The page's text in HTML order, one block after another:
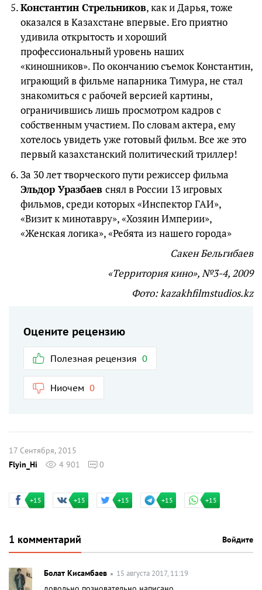
Константин Стрельников, как и Дарья, тоже
оказался в Казахстане впервые. Его приятно
удивила открытость и хороший
профессиональный уровень наших
«киношников». По окончанию съемок Константин,
играющий в фильме напарника Тимура, не стал
знакомиться с рабочей версией картины,
ограничившись лишь просмотром кадров с
собственным участием. По словам актера, ему
хотелось увидеть уже готовый фильм. Все же это
первый казахстанский политический триллер!
За 30 лет творческого пути режиссер фильма
Эльдор Уразбаев снял в России 13 игровых
фильмов, среди которых «Инспектор ГАИ»,
«Визит к минотавру», «Хозяин Империи»,
«Женская логика», «Ребята из нашего города»
Сакен Бельгибаев
«Территория кино», №3-4, 2009
Фото: kazakhfilmstudios.kz
Оцените рецензию
Полезная рецензия 0
Ниочем 0
17 Сентября, 2015
Flyin_Hi
4 901 0
+15 +15 +15 +15 +15
1 комментарий Войдите
Болат Кисамбаев 15 августа 2017, 11:19